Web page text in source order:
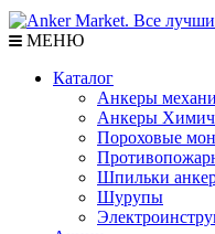
МЕНЮ
Каталог
Анкеры
Анкеры
Пороховые
Шпильки
Шурупы